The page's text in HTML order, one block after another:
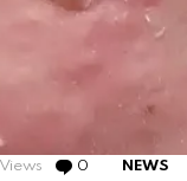
Views 0 Comments
NEWS